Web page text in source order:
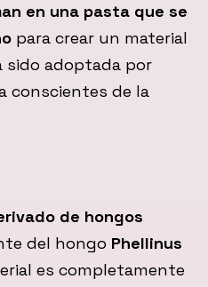
en una pasta que se
para crear un material
sido adoptada por
conscientes de la
de hongos
del hongo Phellinus
es completamente